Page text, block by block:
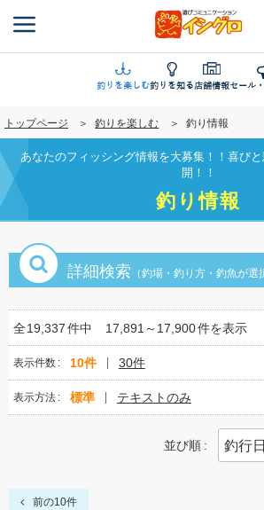
ン
に
移
動
釣りを楽しむ釣りを知る店舗情報セール
トップページ 釣りを楽しむ 釣り情報
あなたのフィッシング情報を大募集！！喜び
開！！
釣り情報
詳細検索 （釣場・釣り方・釣魚が選
全19,337件中 17,891～17,900件を表示
表示件数 10件 30件
表示方法 標準 テキストのみ
並び順
前の10件